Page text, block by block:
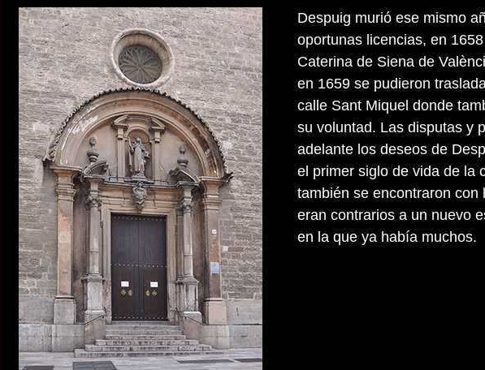
Despuig murió ese mismo
oportunas licencias, en
Caterina de Siena de
en 1659 se pudieron
calle Sant Miquel donde
su voluntad. Las disputas y
adelante los deseos de
el primer siglo de vida de la
también se encontraron
eran contrarios a un nuevo
en la que ya había muchos.